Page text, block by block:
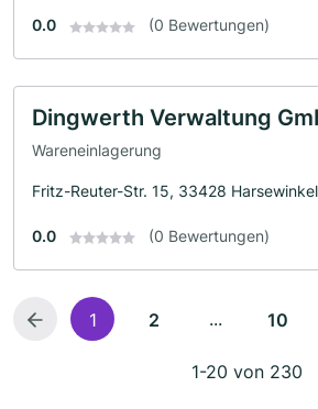
0.0 (0 Bewertungen)
Dingwerth Verwaltung
Wareneinlagerung
Fritz-Reuter-Str. 15, 33428 Harsewinkel
0.0 (0 Bewertungen)
1 2 ... 10
1-20 von 230